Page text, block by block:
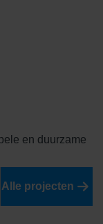
en duurzame
Alle projecten